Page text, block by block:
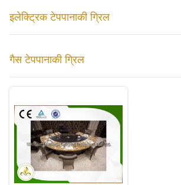
इलेक्ट्रिक टेपपानाकी ग्रिल
गैस टेपपानाकी ग्रिल